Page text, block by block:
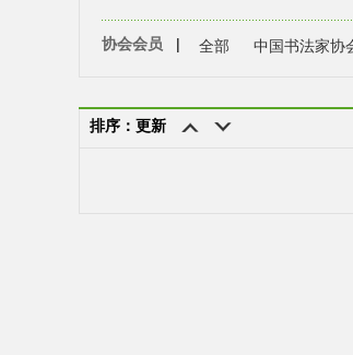
协会会员 | 全部 中国书法家协
排序：更新